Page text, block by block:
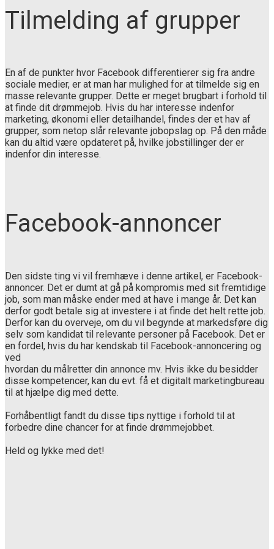
Tilmelding af grupper
En af de punkter hvor Facebook differentierer sig fra andre
sociale medier, er at man har mulighed for at tilmelde sig en
masse relevante grupper. Dette er meget brugbart i forhold til
at finde dit drømmejob. Hvis du har interesse indenfor
marketing, økonomi eller detailhandel, findes der et hav af
grupper, som netop slår relevante jobopslag op. På den måde
kan du altid være opdateret på, hvilke jobstillinger der er
indenfor din interesse.
Facebook-annoncer
Den sidste ting vi vil fremhæve i denne artikel, er Facebook-
annoncer. Det er dumt at gå på kompromis med sit fremtidige
job, som man måske ender med at have i mange år. Det kan
derfor godt betale sig at investere i at finde det helt rette job.
Derfor kan du overveje, om du vil begynde at markedsføre dig
selv som kandidat til relevante personer på Facebook. Det er
en fordel, hvis du har kendskab til Facebook-annoncering og
ved
hvordan du målretter din annonce mv. Hvis ikke du besidder
disse kompetencer, kan du evt. få et digitalt marketingbureau
til at hjælpe dig med dette.
Forhåbentligt fandt du disse tips nyttige i forhold til at
forbedre dine chancer for at finde drømmejobbet.
Held og lykke med det!